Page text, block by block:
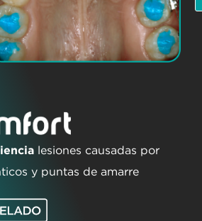
lesiones causadas por
y puntas de amarre